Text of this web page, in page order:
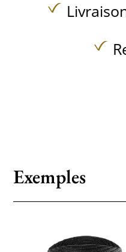
Exemples